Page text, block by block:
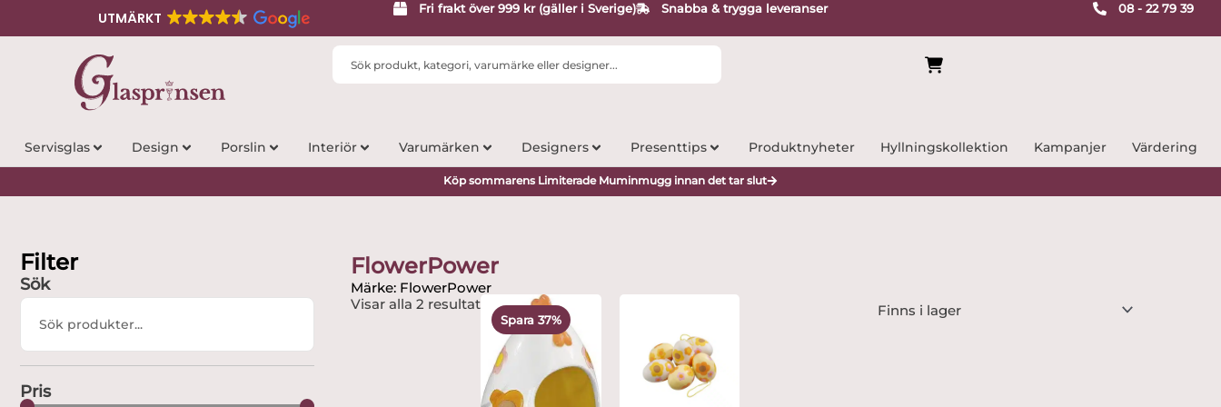
UTMÄRKT
Fri frakt över 999 kr (gäller i Sverige) Snabba & trygga leveranser 08 - 22 79 39
Search
Servisglas Design Porslin Interiör Varumärken Designers Presenttips Produktnyheter Hyllningskollektion Kampanjer Värdering
Köp sommarens Limiterade Muminmugg innan det tar slut
Filter
Sök
Search
Pris
FlowerPower
Märke: FlowerPower
Visar alla 2 resultat
Spara 37%
Det
ursprungliga
priset
nuvarande
priset
är:
249 kr.